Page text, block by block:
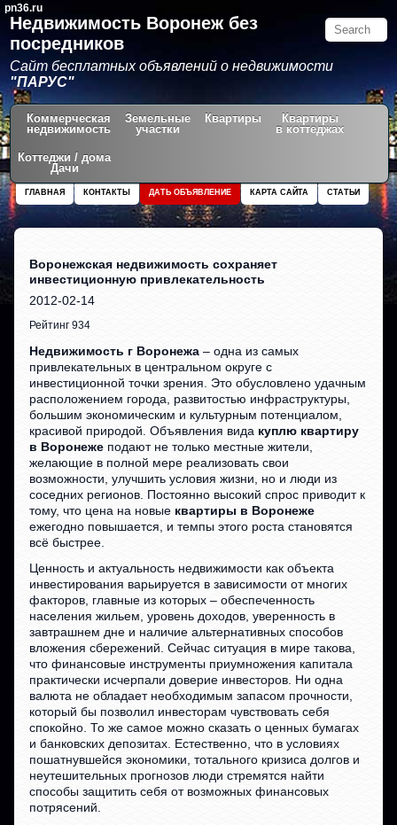
pn36.ru
Недвижимость Воронеж без
посредников
Сайт бесплатных объявлений о недвижимости
"ПАРУС"
Коммерческая
недвижимость
Земельные
участки
Квартиры
Квартиры
в коттеджах
Коттеджи / дома
Дачи
СТАТЬИ
КАРТА САЙТА
ДАТЬ ОБЪЯВЛЕНИЕ
КОНТАКТЫ
ГЛАВНАЯ
Воронежская недвижимость сохраняет
инвестиционную привлекательность
2012-02-14
Рейтинг 934
Недвижимость г Воронежа – одна из самых
привлекательных в центральном округе с
инвестиционной точки зрения. Это обусловлено удачным
расположением города, развитостью инфраструктуры,
большим экономическим и культурным потенциалом,
красивой природой. Объявления вида куплю квартиру
в Воронеже подают не только местные жители,
желающие в полной мере реализовать свои
возможности, улучшить условия жизни, но и люди из
соседних регионов. Постоянно высокий спрос приводит к
тому, что цена на новые квартиры в Воронеже
ежегодно повышается, и темпы этого роста становятся
всё быстрее.
Ценность и актуальность недвижимости как объекта
инвестирования варьируется в зависимости от многих
факторов, главные из которых – обеспеченность
населения жильем, уровень доходов, уверенность в
завтрашнем дне и наличие альтернативных способов
вложения сбережений. Сейчас ситуация в мире такова,
что финансовые инструменты приумножения капитала
практически исчерпали доверие инвесторов. Ни одна
валюта не обладает необходимым запасом прочности,
который бы позволил инвесторам чувствовать себя
спокойно. То же самое можно сказать о ценных бумагах
и банковских депозитах. Естественно, что в условиях
пошатнувшейся экономики, тотального кризиса долгов и
неутешительных прогнозов люди стремятся найти
способы защитить себя от возможных финансовых
потрясений.